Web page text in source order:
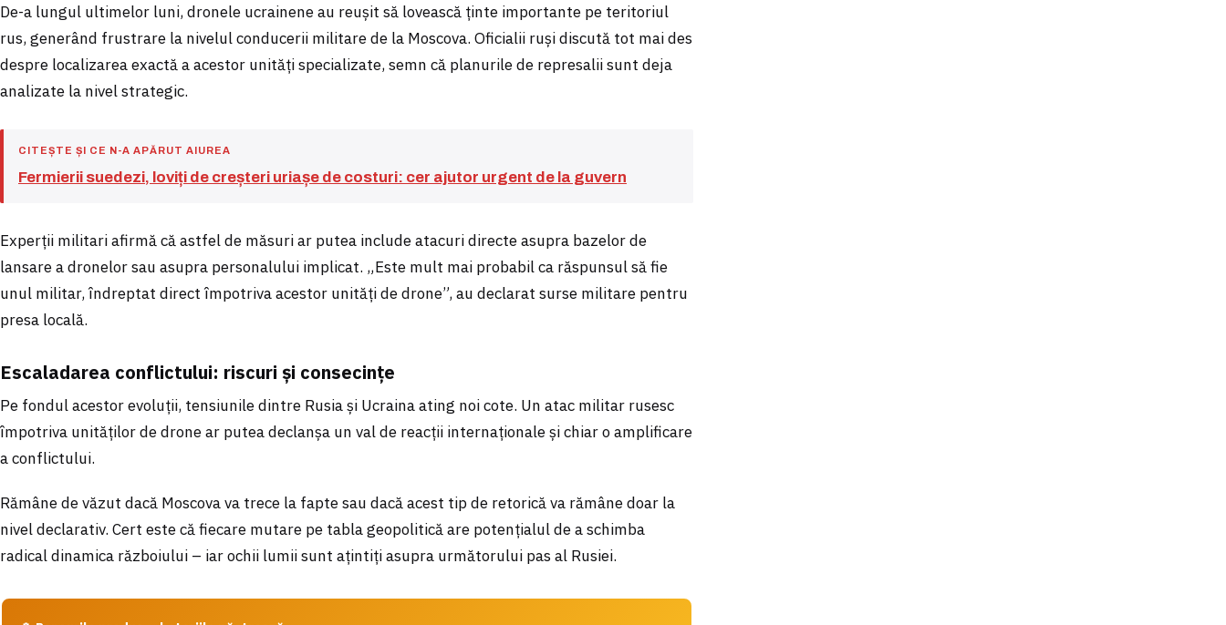
De-a lungul ultimelor luni, dronele ucrainene au reușit să lovească ținte importante pe teritoriul
rus, generând frustrare la nivelul conducerii militare de la Moscova. Oficialii ruși discută tot mai des
despre localizarea exactă a acestor unități specializate, semn că planurile de represalii sunt deja
analizate la nivel strategic.
CITEȘTE ȘI CE N-A APĂRUT AIUREA
Fermierii suedezi, loviți de creșteri uriașe de costuri: cer ajutor urgent de la guvern
Experții militari afirmă că astfel de măsuri ar putea include atacuri directe asupra bazelor de
lansare a dronelor sau asupra personalului implicat. „Este mult mai probabil ca răspunsul să fie
unul militar, îndreptat direct împotriva acestor unități de drone”, au declarat surse militare pentru
presa locală.
Escaladarea conflictului: riscuri și consecințe
Pe fondul acestor evoluții, tensiunile dintre Rusia și Ucraina ating noi cote. Un atac militar rusesc
împotriva unităților de drone ar putea declanșa un val de reacții internaționale și chiar o amplificare
a conflictului.
Rămâne de văzut dacă Moscova va trece la fapte sau dacă acest tip de retorică va rămâne doar la
nivel declarativ. Cert este că fiecare mutare pe tabla geopolitică are potențialul de a schimba
radical dinamica războiului – iar ochii lumii sunt ațintiți asupra următorului pas al Rusiei.